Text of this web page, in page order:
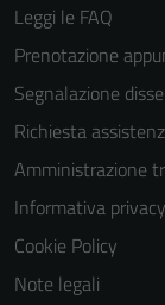
Leggi le FAQ
Prenotazione
Segnalazione
Richiesta
Amministrazione
Informativa privacy
Cookie Policy
Note legali